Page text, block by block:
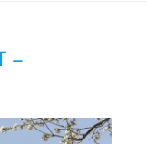
–